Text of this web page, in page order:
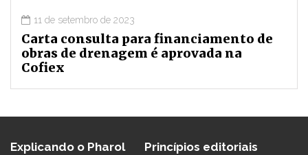
11 de setembro de 2023
Carta consulta para financiamento de
obras de drenagem é aprovada na
Cofiex
Explicando o Pharol
Princípios editoriais